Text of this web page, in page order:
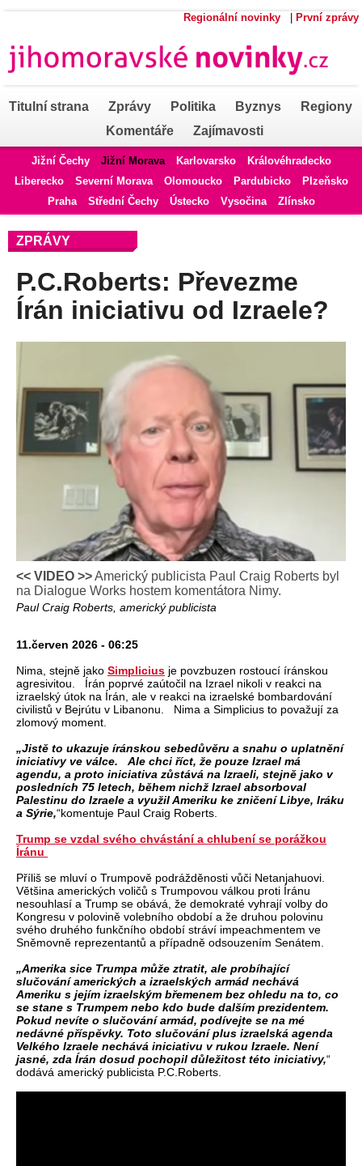
Regionální novinky První zprávy
Titulní strana Zprávy Politika Byznys
Regiony
Komentáře
Zajímavosti
Jižní Čechy Jižní Morava Karlovarsko
Královéhradecko
Liberecko
Severní Morava Olomoucko Pardubicko
Plzeňsko
Praha
Střední Čechy Ústecko Vysočina Zlínsko
ZPRÁVY
P.C.Roberts: Převezme
Írán iniciativu od Izraele?
<< VIDEO >>Americký publicista Paul Craig Roberts byl
na Dialogue Works hostem komentátora Nimy.
Paul Craig Roberts, americký publicista
11.červen 2026 - 06:25
Nima, stejně jako Simplicius je povzbuzen rostoucí íránskou
agresivitou. Írán poprvé zaútočil na Izrael nikoli v reakci na
izraelský útok na Írán, ale v reakci na izraelské bombardování
civilistů v Bejrútu v Libanonu. Nima a Simplicius to považují za
zlomový moment.
„Jistě to ukazuje íránskou sebedůvěru a snahu o uplatnění
iniciativy ve válce. Ale chci říct, že pouze Izrael má
agendu, a proto iniciativa zůstává na Izraeli, stejně jako v
posledních 75 letech, během nichž Izrael absorboval
Palestinu do Izraele a využil Ameriku ke zničení Libye, Iráku
a Sýrie,“komentuje Paul Craig Roberts.
Trump se vzdal svého chvástání a chlubení se porážkou
Íránu
Příliš se mluví o Trumpově podrážděnosti vůči Netanjahuovi.
Většina amerických voličů s Trumpovou válkou proti Íránu
nesouhlasí a Trump se obává, že demokraté vyhrají volby do
Kongresu v polovině volebního období a že druhou polovinu
svého druhého funkčního období stráví impeachmentem ve
Sněmovně reprezentantů a případně odsouzením Senátem.
„Amerika sice Trumpa může ztratit, ale probíhající
slučování amerických a izraelských armád nechává
Ameriku s jejím izraelským břemenem bez ohledu na to, co
se stane s Trumpem nebo kdo bude dalším prezidentem.
Pokud nevíte o slučování armád, podívejte se na mé
nedávné příspěvky. Toto slučování plus izraelská agenda
Velkého Izraele nechává iniciativu v rukou Izraele. Není
jasné, zda Írán dosud pochopil důležitost této iniciativy,“
dodává americký publicista P.C.Roberts.